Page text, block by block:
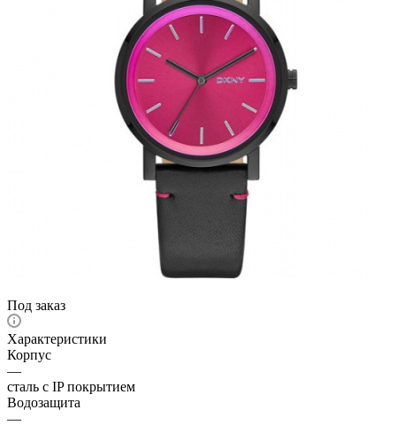
Под заказ
Характеристики
Корпус
—
сталь с IP покрытием
Водозащита
—